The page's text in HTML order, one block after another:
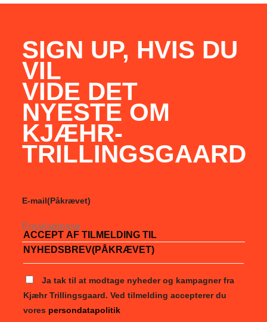
SIGN UP, HVIS DU
VIL
VIDE DET
NYESTE OM
KJÆHR-
TRILLINGSGAARD
E-mail(Påkrævet)
ACCEPT AF TILMELDING TIL
NYHEDSBREV(PÅKRÆVET)
Ja tak til at modtage nyheder og kampagner fra
Kjæhr Trillingsgaard. Ved tilmelding accepterer du
vores persondatapolitik